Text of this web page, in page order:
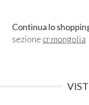
Continua lo
sezione cr mongolia